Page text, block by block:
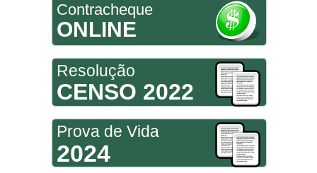
Contracheque
ONLINE
Resolução
CENSO 2022
Prova de Vida
2024